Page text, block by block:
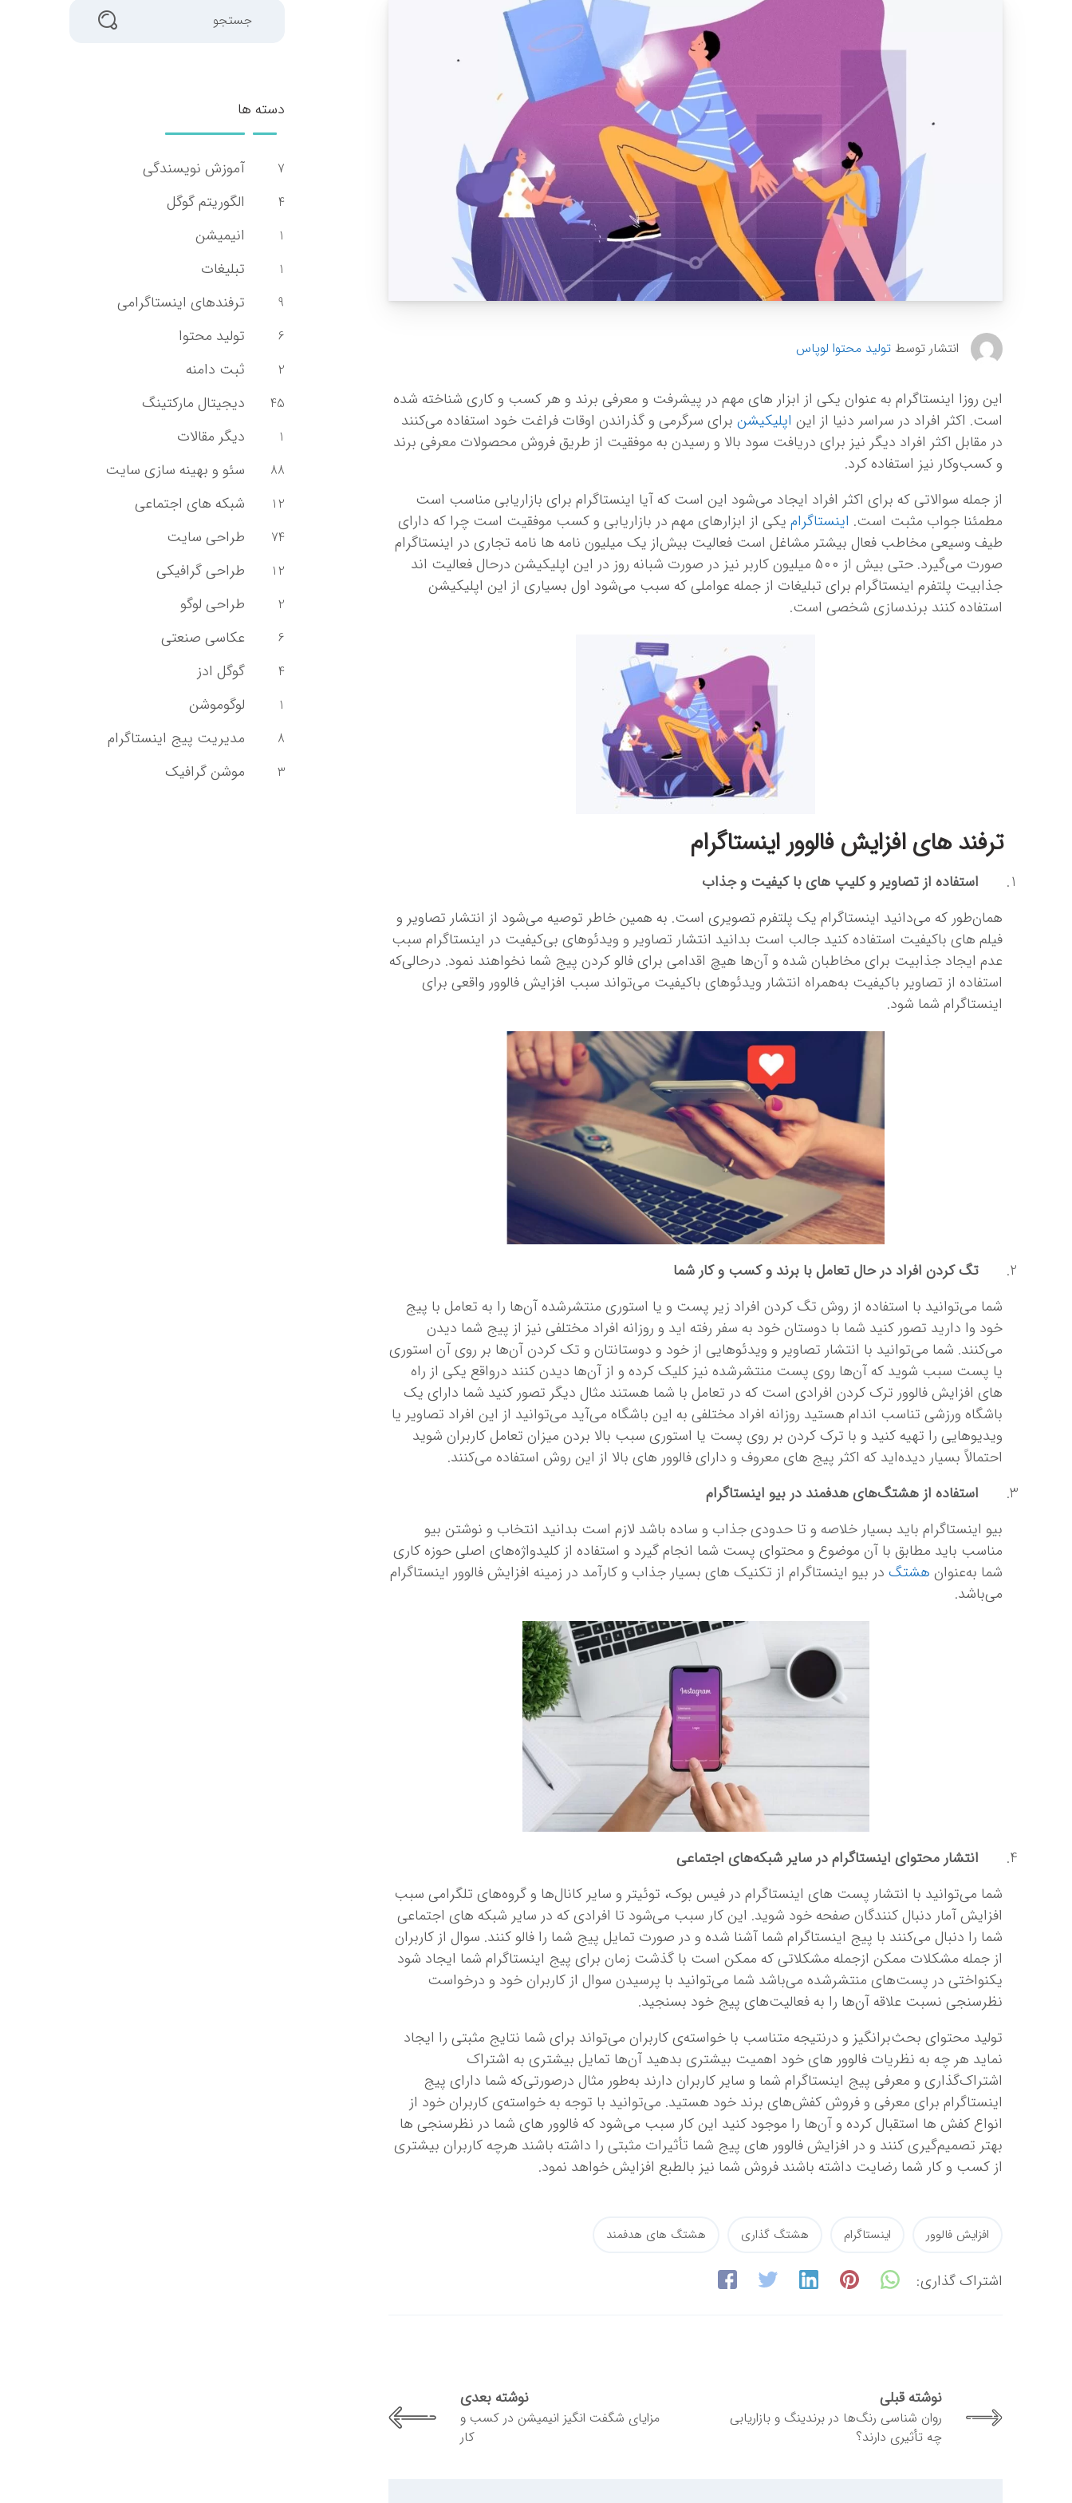
انتشار توسط تولید محتوا لوپاس
این روزا اینستاگرام به ‌عنوان یکی از ابزار های مهم در پیشرفت و معرفی برند و هر کسب ‌و کاری شناخته ‌شده
است. اکثر افراد در سراسر دنیا از این اپلیکیشن برای سرگرمی و گذراندن اوقات فراغت خود استفاده می‌کنند
در مقابل اکثر افراد دیگر نیز برای دریافت سود بالا و رسیدن به موفقیت از طریق فروش محصولات معرفی برند
و کسب‌وکار نیز استفاده کرد.
از جمله سوالاتی که برای اکثر افراد ایجاد می‌شود این است که آیا اینستاگرام برای بازاریابی مناسب است
مطمئنا جواب مثبت است. اینستاگرام یکی از ابزارهای مهم در بازاریابی و کسب موفقیت است چرا که دارای
طیف وسیعی مخاطب فعال بیشتر مشاغل است فعالیت بیش‌از یک میلیون نامه‌ ها نامه تجاری در اینستاگرام
صورت می‌گیرد. حتی بیش ‌از ۵۰۰ میلیون کاربر نیز در صورت شبانه ‌روز در این اپلیکیشن درحال فعالیت اند
جذابیت پلتفرم اینستاگرام برای تبلیغات از جمله عواملی که سبب می‌شود اول بسیاری از این اپلیکیشن
استفاده کنند برندسازی شخصی است.
ترفند های افزایش فالوور اینستاگرام
استفاده از تصاویر و کلیپ ‌های با کیفیت و جذاب
همان‌طور که می‌دانید اینستاگرام یک پلتفرم تصویری است. به ‌همین خاطر توصیه می‌شود از انتشار تصاویر و
فیلم‌ های باکیفیت استفاده کنید جالب است بدانید انتشار تصاویر و ویدئوهای بی‌کیفیت در اینستاگرام سبب
عدم ایجاد جذابیت برای مخاطبان شده و آن‌ها هیچ اقدامی برای فالو کردن پیج شما نخواهند نمود. درحالی‌که
استفاده از تصاویر باکیفیت به‌همراه انتشار ویدئوهای باکیفیت می‌تواند سبب افزایش فالوور واقعی برای
اینستاگرام شما شود.
تگ کردن افراد در حال تعامل با برند و کسب‌ و کار شما
شما می‌توانید با استفاده از روش تگ کردن افراد زیر پست و یا استوری منتشرشده آن‌ها را به تعامل با پیج
خود وا دارید تصور کنید شما با دوستان خود به سفر رفته ‌اید و روزانه افراد مختلفی نیز از پیج شما دیدن
می‌کنند. شما می‌توانید با انتشار تصاویر و ویدئوهایی از خود و دوستانتان و تک کردن آن‌ها بر روی آن استوری
یا پست سبب شوید که آن‌ها روی پست منتشرشده نیز کلیک کرده و از آن‌ها دیدن کنند درواقع یکی از راه
‌های افزایش فالوور ترک کردن افرادی است که در تعامل با شما هستند مثال دیگر تصور کنید شما دارای یک
باشگاه ورزشی تناسب اندام هستید روزانه افراد مختلفی به این باشگاه می‌آید می‌توانید از این افراد تصاویر یا
ویدیوهایی را تهیه کنید و با ترک کردن بر روی پست یا استوری سبب بالا بردن میزان تعامل کاربران شوید
احتمالاً بسیار دیده‌اید که اکثر پیج های معروف و دارای فالوور های بالا از این روش استفاده می‌کنند.
استفاده از هشتگ‌های هدفمند در بیو اینستاگرام
بیو اینستاگرام باید بسیار خلاصه و تا حدودی جذاب و ساده باشد لازم است بدانید انتخاب و نوشتن بیو
مناسب باید مطابق با آن موضوع و محتوای پست شما انجام گیرد و استفاده از کلیدواژه‌های اصلی حوزه کاری
شما به‌عنوان هشتگ در بیو اینستاگرام از تکنیک‌ های بسیار جذاب و کارآمد در زمینه افزایش فالوور اینستاگرام
می‌باشد.
انتشار محتوای اینستاگرام در سایر شبکه‌های اجتماعی
شما می‌توانید با انتشار پست ‌های اینستاگرام در فیس ‌بوک، توئیتر و سایر کانال‌ها و گروه‌های تلگرامی سبب
افزایش آمار دنبال کنندگان صفحه خود شوید. این کار سبب می‌شود تا افرادی که در سایر شبکه‌ های اجتماعی
شما را دنبال می‌کنند با پیج اینستاگرام شما آشنا شده و در صورت تمایل پیج شما را فالو کنند. سوال از کاربران
از جمله مشکلات ممکن ازجمله مشکلاتی که ممکن است با گذشت زمان برای پیج اینستاگرام شما ایجاد شود
یکنواختی در پست‌های منتشرشده می‌باشد شما می‌توانید با پرسیدن سوال از کاربران خود و درخواست
نظرسنجی نسبت علاقه آن‌ها را به فعالیت‌های پیج خود بسنجید.
تولید محتوای بحث‌برانگیز و درنتیجه متناسب با خواسته‌ی کاربران می‌تواند برای شما نتایج مثبتی را ایجاد
نماید هر چه به نظریات فالوور های خود اهمیت بیشتری بدهید آن‌ها تمایل بیشتری به اشتراک
اشتراک‌گذاری و معرفی پیج اینستاگرام شما و سایر کاربران دارند به‌طور مثال درصورتی‌که شما دارای پیج
اینستاگرام برای معرفی و فروش کفش‌های برند خود هستید. می‌توانید با توجه به خواسته‌ی کاربران خود از
انواع کفش ‌ها استقبال کرده و آن‌ها را موجود کنید این کار سبب می‌شود که فالوور های شما در نظرسنجی ‌ها
بهتر تصمیم‌گیری کنند و در افزایش فالوور های پیج شما تأثیرات مثبتی را داشته باشند هرچه کاربران بیشتری
از کسب‌ و کار شما رضایت داشته باشند فروش شما نیز بالطبع افزایش خواهد نمود.
افزایش فالوور اینستاگرام هشتگ گذاری هشتگ های هدفمند
اشتراک گذاری:
نوشته قبلی
روان ‌شناسی رنگ‌ها در برندینگ و بازاریابی
چه تأثیری دارند؟
نوشته بعدی
مزایای شگفت انگیز انیمیشن در کسب و
کار
دسته ها
7 آموزش نویسندگی
4 الگوریتم گوگل
1 انیمیشن
1 تبلیغات
9 ترفندهای اینستاگرامی
6 تولید محتوا
2 ثبت دامنه
45 دیجیتال مارکتینگ
1 دیگر مقالات
88 سئو و بهینه سازی سایت
12 شبکه های اجتماعی
74 طراحی سایت
12 طراحی گرافیکی
2 طراحی لوگو
6 عکاسی صنعتی
4 گوگل ادز
1 لوگوموشن
8 مدیریت پیج اینستاگرام
3 موشن گرافیک